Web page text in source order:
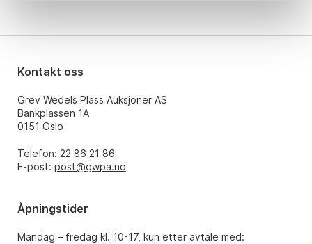
Kontakt oss
Grev Wedels Plass Auksjoner AS
Bankplassen 1A
0151 Oslo
Telefon: 22 86 21 86
E-post: post@gwpa.no
Åpningstider
Mandag – fredag kl. 10-17, kun etter avtale med: